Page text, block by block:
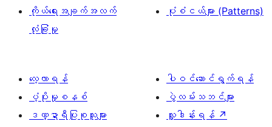
ကိုယ်ရေးအချက်အလက်
လုံခြုံမှု
ပုံစံငယ်များ (Patterns)
လေ့လာရန်
ပံ့ပိုးမှုစနစ်
ဒဏ္ဍာရီပြုစုသူများ
ပါဝင်ဆောင်ရွက်ရန်
ပွဲလမ်းသဘင်များ
လှူဒါန်းရန် ↗